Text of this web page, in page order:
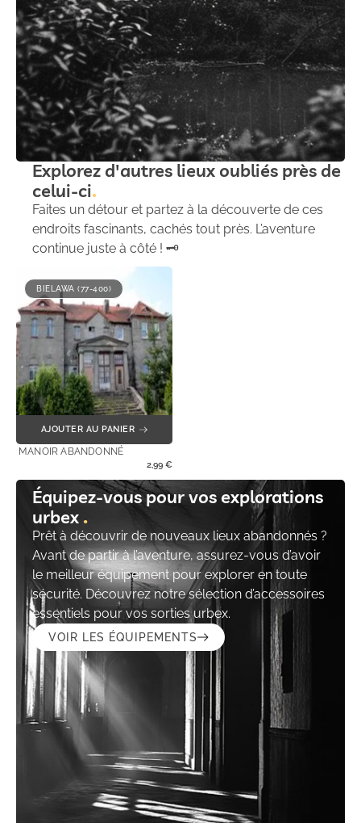
Explorez d'autres lieux oubliés près de
celui-ci
Faites un détour et partez à la découverte de ces
endroits fascinants, cachés tout près. L’aventure
continue juste à côté ! 🗝️
BIELAWA (77-400)
AJOUTER AU PANIER
MANOIR ABANDONNÉ
2,99 €
Équipez-vous pour vos explorations
urbex
Prêt à découvrir de nouveaux lieux abandonnés ?
Avant de partir à l’aventure, assurez-vous d’avoir
le meilleur équipement pour explorer en toute
sécurité. Découvrez notre sélection d’accessoires
essentiels pour vos sorties urbex.
VOIR LES ÉQUIPEMENTS